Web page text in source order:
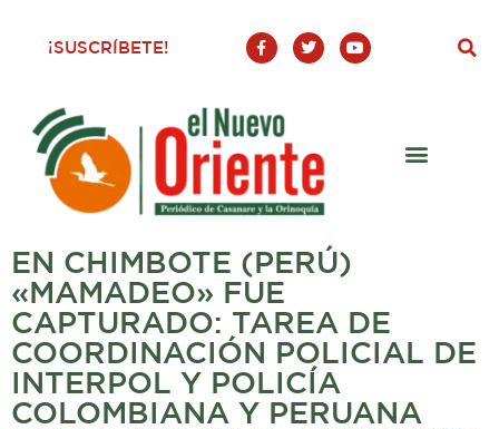
¡SUSCRÍBETE!
F
a
c
o
o
-
T
w
i
Y
o
u
EN CHIMBOTE (PERÚ)
«MAMADEO» FUE
CAPTURADO: TAREA DE
COORDINACIÓN POLICIAL DE
INTERPOL Y POLICÍA
COLOMBIANA Y PERUANA